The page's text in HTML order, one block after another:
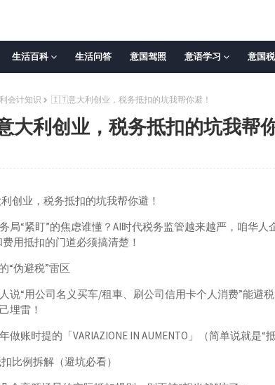
生活百科 生活问答 意国驾照 意语学习 意国
会计知识 🇮🇹意大利创业，税务抵扣的坑我帮你避！
利创业，税务抵扣的坑我帮
创业，税务抵扣的坑我帮你避！
局“紧盯”的焦虑谁懂？AI时代税务监管越来越严，咱华
费用抵扣的门道必须搞清楚！
“伪避税”雷区
说“用公司名义买车/租車、刷公司信用卡个人消费”能避
埋雷！
做账时提的「VARIAZIONE IN AUMENTO」（简单说就是“
比例拆解（避坑必看）